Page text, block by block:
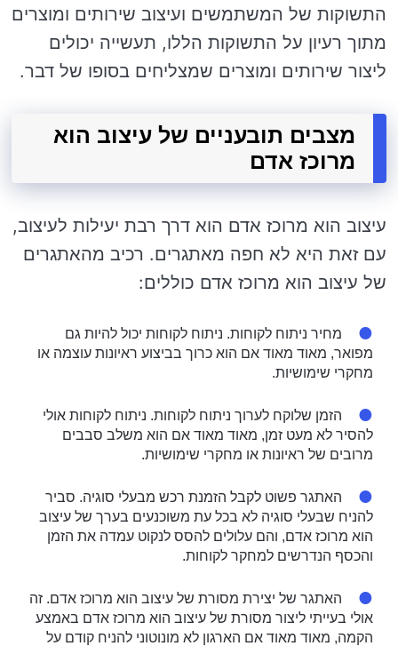
התשוקות של המשתמשים ועיצוב שירותים ומוצרים
מתוך רעיון על התשוקות הללו, תעשייה יכולים
ליצור שירותים ומוצרים שמצליחים בסופו של דבר.
מצבים תובעניים של עיצוב הוא
מרוכז אדם
עיצוב הוא מרוכז אדם הוא דרך רבת יעילות לעיצוב,
עם זאת היא לא חפה מאתגרים. רכיב מהאתגרים
של עיצוב הוא מרוכז אדם כוללים:
מחיר ניתוח לקוחות. ניתוח לקוחות יכול להיות גם
מפואר, מאוד מאוד אם הוא כרוך בביצוע ראיונות עוצמה או
מחקרי שימושיות.
הזמן שלוקח לערוך ניתוח לקוחות. ניתוח לקוחות אולי
להסיר לא מעט זמן, מאוד מאוד אם הוא משלב סבבים
מרובים של ראיונות או מחקרי שימושיות.
האתגר פשוט לקבל הזמנת רכש מבעלי סוגיה. סביר
להניח שבעלי סוגיה לא בכל עת משוכנעים בערך של עיצוב
הוא מרוכז אדם, והם עלולים להסס לנקוט עמדה את הזמן
והכסף הנדרשים למחקר לקוחות.
האתגר של יצירת מסורת של עיצוב הוא מרוכז אדם. זה
אולי בעייתי ליצור מסורת של עיצוב הוא מרוכז אדם באמצע
הקמה, מאוד מאוד אם הארגון לא מונוטוני להניח קודם על